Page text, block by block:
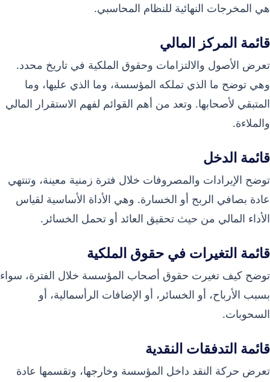
هي المخرجات النهائية للنظام المحاسبي.
قائمة المركز المالي
تعرض الأصول والالتزامات وحقوق الملكية في تاريخ محدد.
وهي توضح ما الذي تملكه المؤسسة، وما الذي عليها، وما
المتبقي لأصحابها. وتعد من أهم القوائم لفهم الاستقرار المالي
والملاءة.
قائمة الدخل
توضح الإيرادات والمصروفات خلال فترة زمنية معينة، وتنتهي
عادة بصافي الربح أو الخسارة. وهي الأداة الأساسية لقياس
الأداء المالي من حيث تحقيق العائد أو تحمل الخسائر.
قائمة التغيرات في حقوق الملكية
توضح كيف تغيرت حقوق أصحاب المؤسسة خلال الفترة، سواء
بسبب الأرباح، أو الخسائر، أو الإضافات الرأسمالية، أو
السحوبات.
قائمة التدفقات النقدية
تعرض حركة النقد داخل المؤسسة وخارجها، وتقسمها عادة